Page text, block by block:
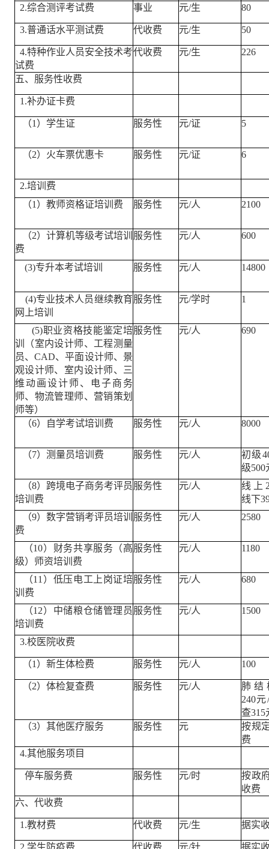
2.综合测评考试费 事业 元/生 80
3.普通话水平测试费 代收费 元/生 50
4.特种作业人员安全技术考
试费
代收费 元/生 226
五、服务性收费
1.补办证卡费
（1）学生证 服务性 元/证 5
（2）火车票优惠卡 服务性 元/证 6
2.培训费
（1）教师资格证培训费
服务性 元/人 2100
（2）计算机等级考试培训
费
服务性 元/人 600
(3)专升本考试培训 服务性 元/人 14800
(4)专业技术人员继续教育
网上培训
服务性 元/学时 1
(5)职业资格技能鉴定培
训（室内设计师、工程测量
员、CAD、平面设计师、景
观设计师、室内设计师、三
维动画设计师、电子商务
师、物流管理师、营销策划
师等）
服务性 元/人 690
（6）自学考试培训费 服务性 元/人 8000
（7）测量员培训费 服务性 元/人
初级
级500
（8）跨境电子商务考评员
培训费
服务性 元/人
线上
线下
（9）数字营销考评员培训
费
服务性 元/人 2580
（10）财务共享服务（高
级）师资培训费
服务性 元/人 1180
（11）低压电工上岗证培
训费
服务性 元/人 680
（12）中储粮仓储管理员
培训费
服务性 元/人 1500
3.校医院收费
（1）新生体检费 服务性 元/人 100
（2）体检复查费 服务性 元/人
肺结
240
查315
（3）其他医疗服务
服务性 元
按规
费
4.其他服务项目
停车服务费 服务性 元/时
按政
收费
六、代收费
1.教材费 代收费 元/生 据实
2.学生防疫费 代收费 元/针 据实